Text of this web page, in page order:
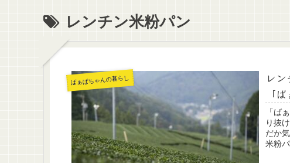
レンチン米粉パン
ばぁばちゃんの暮らし
レ
「
「ば
り抜
だか
米粉